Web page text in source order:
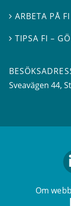
 ARBETA PÅ FI
TIPSA FI –
Sveavägen 44,
Om